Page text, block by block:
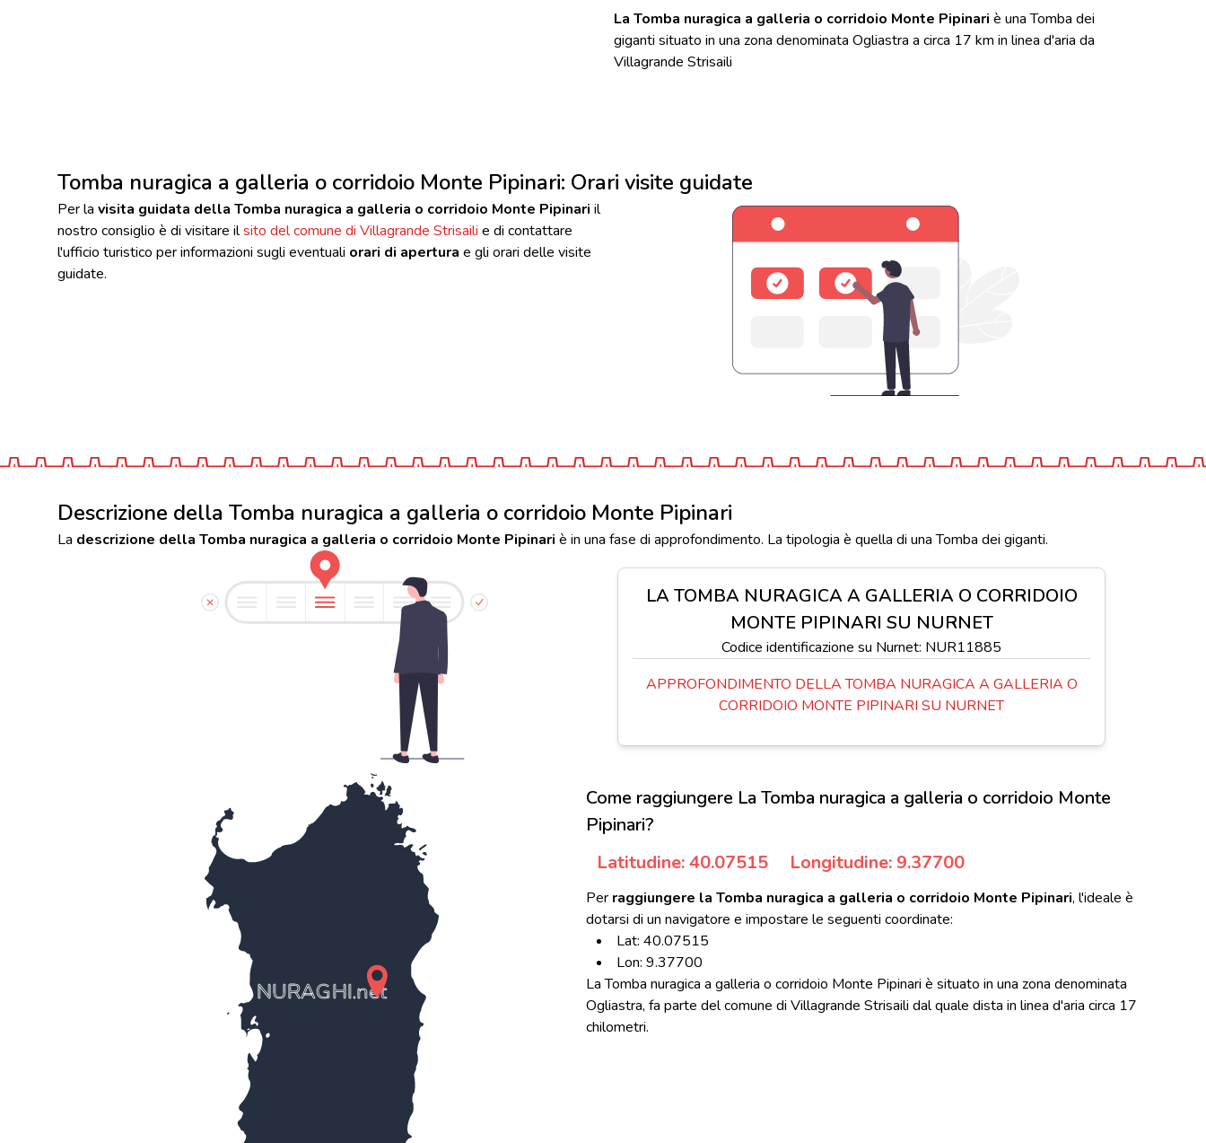
La Tomba nuragica a galleria o corridoio Monte Pipinari è una Tomba dei
giganti situato in una zona denominata Ogliastra a circa 17 km in linea d'aria da
Villagrande Strisaili
Tomba nuragica a galleria o corridoio Monte Pipinari: Orari visite guidate
Per la visita guidata della Tomba nuragica a galleria o corridoio Monte Pipinari il
nostro consiglio è di visitare ilsito del comune di Villagrande Strisaili e di contattare
l'ufficio turistico per informazioni sugli eventuali orari di apertura e gli orari delle visite
guidate.
Descrizione della Tomba nuragica a galleria o corridoio Monte Pipinari
La descrizione della Tomba nuragica a galleria o corridoio Monte Pipinari è in una fase di approfondimento. La tipologia è quella di una Tomba dei giganti.
LA TOMBA NURAGICA A GALLERIA O CORRIDOIO
MONTE PIPINARI SU NURNET
Codice identificazione su Nurnet: NUR11885
APPROFONDIMENTO DELLA TOMBA NURAGICA A GALLERIA O
CORRIDOIO MONTE PIPINARI SU NURNET
NURAGHI.net
Come raggiungere La Tomba nuragica a galleria o corridoio Monte
Pipinari?
Latitudine: 40.07515
Longitudine: 9.37700
Per raggiungere la Tomba nuragica a galleria o corridoio Monte Pipinari, l'ideale è
dotarsi di un navigatore e impostare le seguenti coordinate:
Lat: 40.07515
Lon: 9.37700
La Tomba nuragica a galleria o corridoio Monte Pipinari è situato in una zona denominata
Ogliastra, fa parte del comune di Villagrande Strisaili dal quale dista in linea d'aria circa 17
chilometri.